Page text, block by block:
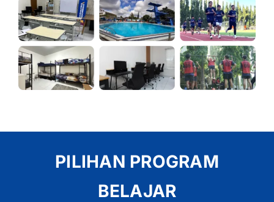
PILIHAN PROGRAM
BELAJAR